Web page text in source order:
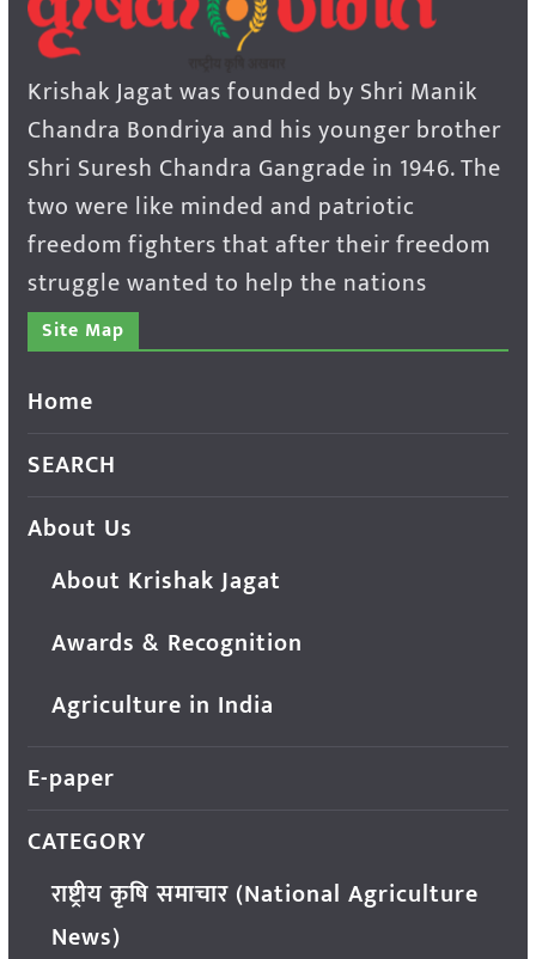
Krishak Jagat was founded by Shri Manik
Chandra Bondriya and his younger brother
Shri Suresh Chandra Gangrade in 1946. The
two were like minded and patriotic
freedom fighters that after their freedom
struggle wanted to help the nations
Site Map
Home
SEARCH
About Us
About Krishak Jagat
Awards & Recognition
Agriculture in India
E-paper
CATEGORY
राष्ट्रीय कृषि समाचार (National Agriculture
News)